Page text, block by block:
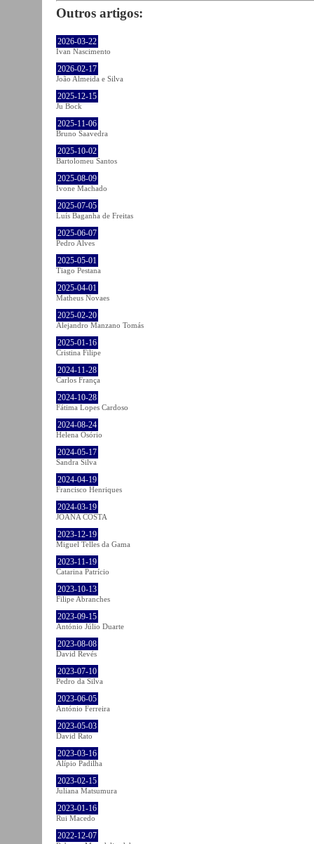
Outros artigos:
2026-03-22
Ivan Nascimento
2026-02-17
João Almeida e Silva
2025-12-15
Ju Bock
2025-11-06
Bruno Saavedra
2025-10-02
Bartolomeu Santos
2025-08-09
Ivone Machado
2025-07-05
Luís Baganha de Freitas
2025-06-07
Pedro Alves
2025-05-01
Tiago Pestana
2025-04-01
Matheus Novaes
2025-02-20
Alejandro Manzano Tomás
2025-01-16
Cristina Filipe
2024-11-28
Carlos França
2024-10-28
Fátima Lopes Cardoso
2024-08-24
Helena Osório
2024-05-17
Sandra Silva
2024-04-19
Francisco Henriques
2024-03-19
JOANA COSTA
2023-12-19
Miguel Telles da Gama
2023-11-19
Catarina Patrício
2023-10-13
Filipe Abranches
2023-09-15
António Júlio Duarte
2023-08-08
David Revés
2023-07-10
Pedro da Silva
2023-06-05
António Ferreira
2023-05-03
David Rato
2023-03-16
Alípio Padilha
2023-02-15
Juliana Matsumura
2023-01-16
Rui Macedo
2022-12-07